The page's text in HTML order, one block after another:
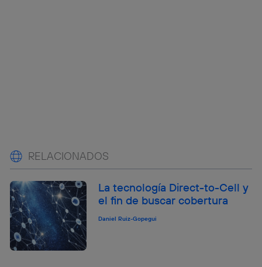
RELACIONADOS
La tecnología Direct-to-Cell y
el fin de buscar cobertura
Daniel Ruiz-Gopegui